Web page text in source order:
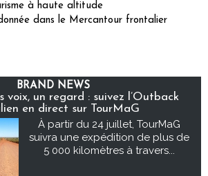
à haute altitude
dans le Mercantour frontalier
BRAND NEWS
voix, un regard : suivez l’Outback
en direct sur TourMaG
À partir du 24 juillet, TourMaG
suivra une expédition de plus de
5 000 kilomètres à travers...